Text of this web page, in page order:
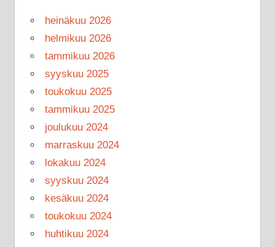
heinäkuu 2026
helmikuu 2026
tammikuu 2026
syyskuu 2025
toukokuu 2025
tammikuu 2025
joulukuu 2024
marraskuu 2024
lokakuu 2024
syyskuu 2024
kesäkuu 2024
toukokuu 2024
huhtikuu 2024